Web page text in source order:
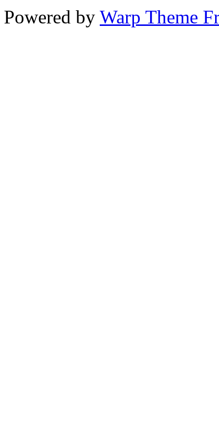
Powered by Warp Theme